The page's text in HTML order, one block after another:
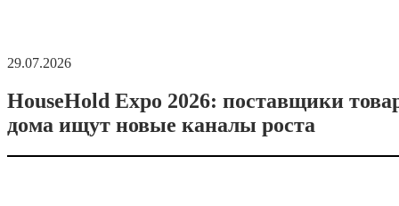
29.07.2026
HouseHold Expo 2026: поставщики
дома ищут новые каналы роста